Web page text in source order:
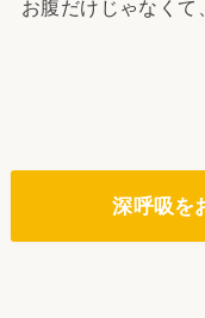
お腹だけじゃなくて
深呼吸を